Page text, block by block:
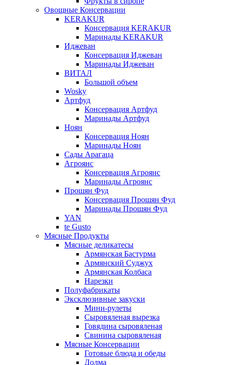
Овощные Консервации
KERAKUR
Консервация KERAKUR
Маринады KERAKUR
Иджеван
Консервация Иджеван
Маринады Иджеван
ВИТАЛ
Большой объем
Wosky
Артфуд
Консервация Артфуд
Маринады Артфуд
Ноян
Консервация Ноян
Маринады Ноян
Сады Арагаца
Агроянс
Консервация Агроянс
Маринады Агроянс
Прошян Фуд
Консервация Прошян Фуд
Маринады Прошян Фуд
YAN
te Gusto
Мясные Продукты
Мясные деликатесы
Армянская Бастурма
Армянский Суджух
Армянская Колбаса
Нарезки
Полуфабрикаты
Эксклюзивные закуски
Мини-рулеты
Сыровяленая вырезка
Говядина сыровяленая
Свинина сыровяленая
Мясные Консервации
Готовые блюда и обеды
Долма